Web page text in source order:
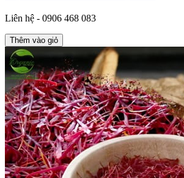
Liên hệ - 0906 468 083
Thêm vào giỏ